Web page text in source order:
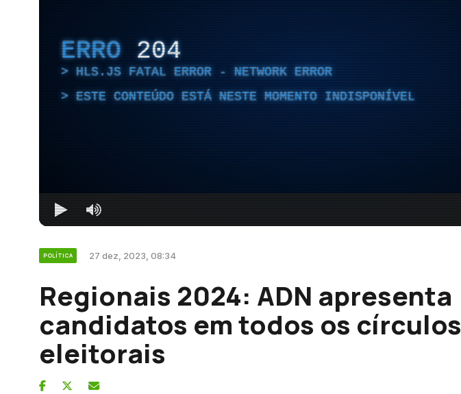
ERRO 204
HLS.JS FATAL ERROR - NETWORK ERROR
ESTE CONTEÚDO ESTÁ NESTE MOMENTO INDISPONÍVEL
POLÍTICA 27 dez, 2023, 08:34
Regionais 2024: ADN apresenta
candidatos em todos os círculos
eleitorais